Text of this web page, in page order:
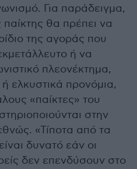
Για παράδειγμα,
θα πρέπει να
της αγοράς που
ή να
πλεονέκτημα,
ελκυστικά προνόμια,
«παίκτες» του
στην
«Τίποτα από τα
δυνατό εάν οι
δεν επενδύσουν στο